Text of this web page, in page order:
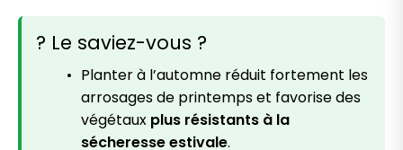
? Le saviez-vous ?
Planter à l’automne réduit fortement les
arrosages de printemps et favorise des
végétaux plus résistants à la
sécheresse estivale.